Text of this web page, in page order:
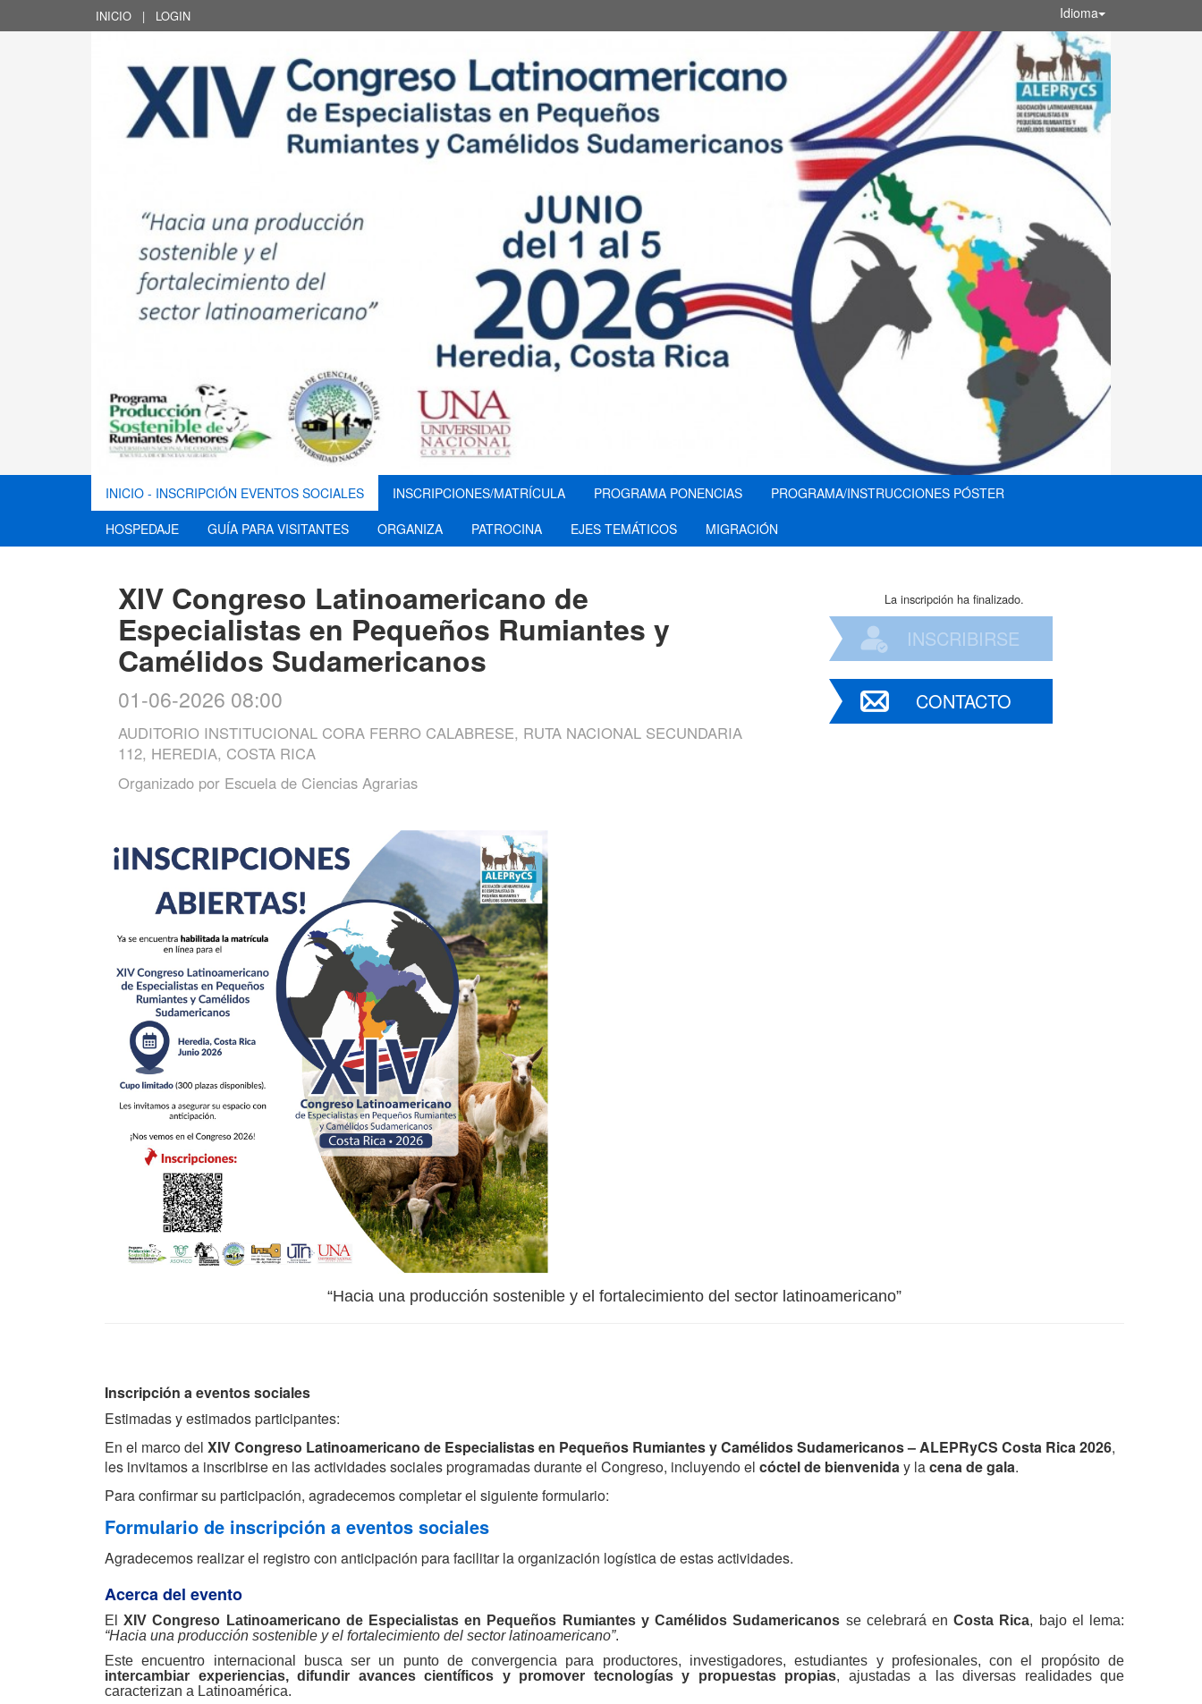
INICIO | LOGIN Idioma
INICIO - INSCRIPCIÓN EVENTOS SOCIALES INSCRIPCIONES/MATRÍCULA PROGRAMA PONENCIAS
PROGRAMA/INSTRUCCIONES PÓSTER
HOSPEDAJE
GUÍA PARA VISITANTES ORGANIZA PATROCINA EJES TEMÁTICOS MIGRACIÓN
XIV Congreso Latinoamericano de
Especialistas en Pequeños Rumiantes y
Camélidos Sudamericanos
01-06-2026 08:00
AUDITORIO INSTITUCIONAL CORA FERRO CALABRESE, RUTA NACIONAL SECUNDARIA
112, HEREDIA, COSTA RICA
Organizado por Escuela de Ciencias Agrarias
La inscripción ha finalizado.
INSCRIBIRSE
CONTACTO
“Hacia una producción sostenible y el fortalecimiento del sector latinoamericano”
Inscripción a eventos sociales
Estimadas y estimados participantes:
En el marco del XIV Congreso Latinoamericano de Especialistas en Pequeños Rumiantes y Camélidos Sudamericanos – ALEPRyCS Costa Rica 2026,
les invitamos a inscribirse en las actividades sociales programadas durante el Congreso, incluyendo el cóctel de bienveniday lacena de gala.
Para confirmar su participación, agradecemos completar el siguiente formulario:
Formulario de inscripción a eventos sociales
Agradecemos realizar el registro con anticipación para facilitar la organización logística de estas actividades.
Acerca del evento
ElXIV Congreso Latinoamericano de Especialistas en Pequeños Rumiantes y Camélidos Sudamericanos se celebrará enCosta Rica, bajo el lema:
“Hacia una producción sostenible y el fortalecimiento del sector latinoamericano”.
Este encuentro internacional busca ser un punto de convergencia para productores, investigadores, estudiantes y profesionales, con el propósito de
intercambiar experiencias, difundir avances científicos y promover tecnologías y propuestas propias, ajustadas a las diversas realidades que
caracterizan a Latinoamérica.